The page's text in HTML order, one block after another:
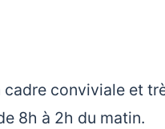
cadre conviviale et
8h à 2h du matin.